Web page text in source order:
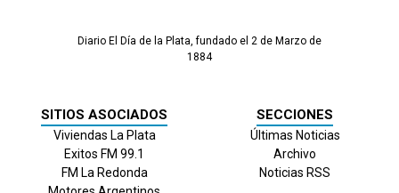
Diario El Día de la Plata, fundado el 2 de Marzo de
1884
SITIOS ASOCIADOS
Viviendas La Plata
Exitos FM 99.1
FM La Redonda
SECCIONES
Últimas Noticias
Archivo
Noticias RSS